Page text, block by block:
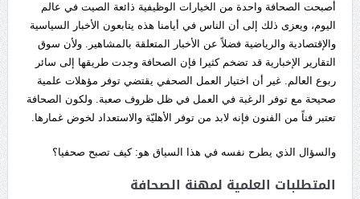
أصبحت الصحافة واحدة من الخيارات الوظيفية ذائعة الصيت في عالم
اليوم، ويعزى ذلك إلى أن الناس في أيامنا هذه يتابعون الأخبار السياسية
والإقتصادية والرياضية فضلاً عن الأخبار المتعلقة بالمشاهير. ولأن سوق
التقارير الإخبارية قد تضخم كثيرا فإن الصحافة وجدت طريقها إلى سائر
ربوع العالم. غير أن اختيار العمل الصحفي يقتضي توفر مؤهلات علمية
صحيحة مع توفر الرغبة في العمل في ظل ظروف صعبة. ولكون الصحافة
تعتبر فناً من الفنون فإنه لابد من توفر الأهليّة والاستعداد لخوض غمارها.
والسؤال الذي يطرح نفسه في هذا السياق هو: كيف تصبح صحفيا؟
المتطلبات العلمية لمهنة الصحافة